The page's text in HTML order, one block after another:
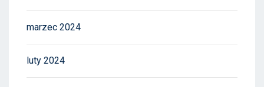
marzec 2024
luty 2024